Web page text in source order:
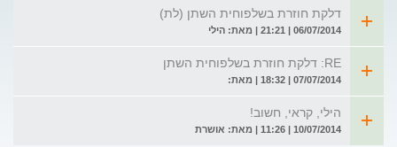
דלקת חוזרת בשלפוחית השתן (לת)
06/07/2014 | 21:21 | מאת: הילי
RE: דלקת חוזרת בשלפוחית השתן
07/07/2014 | 18:32 | מאת:
הילי, קראי, חשוב!
10/07/2014 | 11:26 | מאת: אושרת